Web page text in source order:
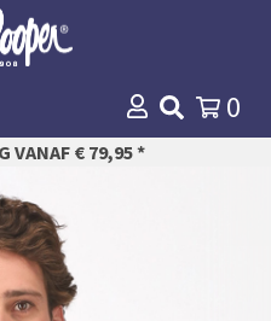
0
AFREKENEN
VANAF € 79,95 *